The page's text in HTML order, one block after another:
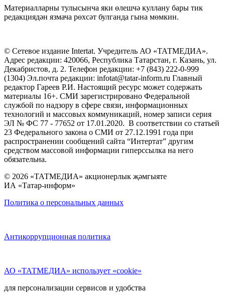
Материалларны тулысынча яки өлешчә куллану бары тик
редакциядән язмача рөхсәт булганда гына мөмкин.
© Сетевое издание Intertat. Учредитель АО «ТАТМЕДИА».
Адрес редакции: 420066, Республика Татарстан, г. Казань, ул.
Декабристов, д. 2. Телефон редакции: +7 (843) 222-0-999
(1304) Эл.почта редакции: infotat@tatar-inform.ru Главный
редактор Гареев Р.И. Настоящий ресурс может содержать
материалы 16+. СМИ зарегистрировано Федеральной
службой по надзору в сфере связи, информационных
технологий и массовых коммуникаций, номер записи серия
ЭЛ № ФС 77 - 77652 от 17.01.2020. В соответствии со статьей
23 Федерального закона о СМИ от 27.12.1991 года при
распространении сообщений сайта “Интертат” другим
средством массовой информации гиперссылка на него
обязательна.
© 2026 «ТАТМЕДИА» акционерлык җәмгыяте
ИА «Татар-информ»
Политика о персональных данных
Антикоррупционная политика
АО «ТАТМЕДИА» использует «cookie»
для персонализации сервисов и удобства